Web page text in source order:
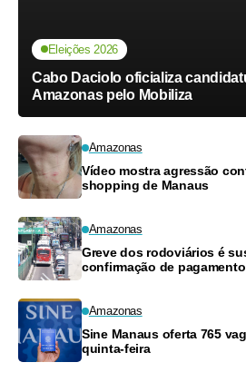
Eleições 2026
Cabo Daciolo oficializa
Amazonas pelo Mobiliza
Amazonas
Vídeo mostra agressão
shopping de Manaus
Amazonas
Greve dos rodoviários é
confirmação de
Amazonas
Sine Manaus oferta 765
quinta-feira